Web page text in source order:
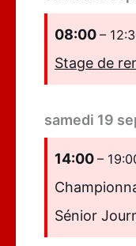
08:00 –
Stage de
samedi 19
14:00 –
Sénior